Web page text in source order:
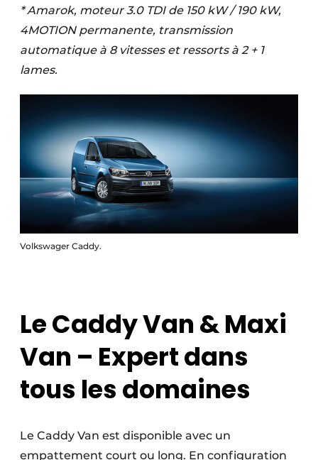
* Amarok, moteur 3.0 TDI de 150 kW / 190 kW,
4MOTION permanente, transmission
automatique à 8 vitesses et ressorts à 2 + 1
lames.
Volkswager Caddy.
Le Caddy Van & Maxi
Van – Expert dans
tous les domaines
Le Caddy Van est disponible avec un
empattement court ou long. En configuration